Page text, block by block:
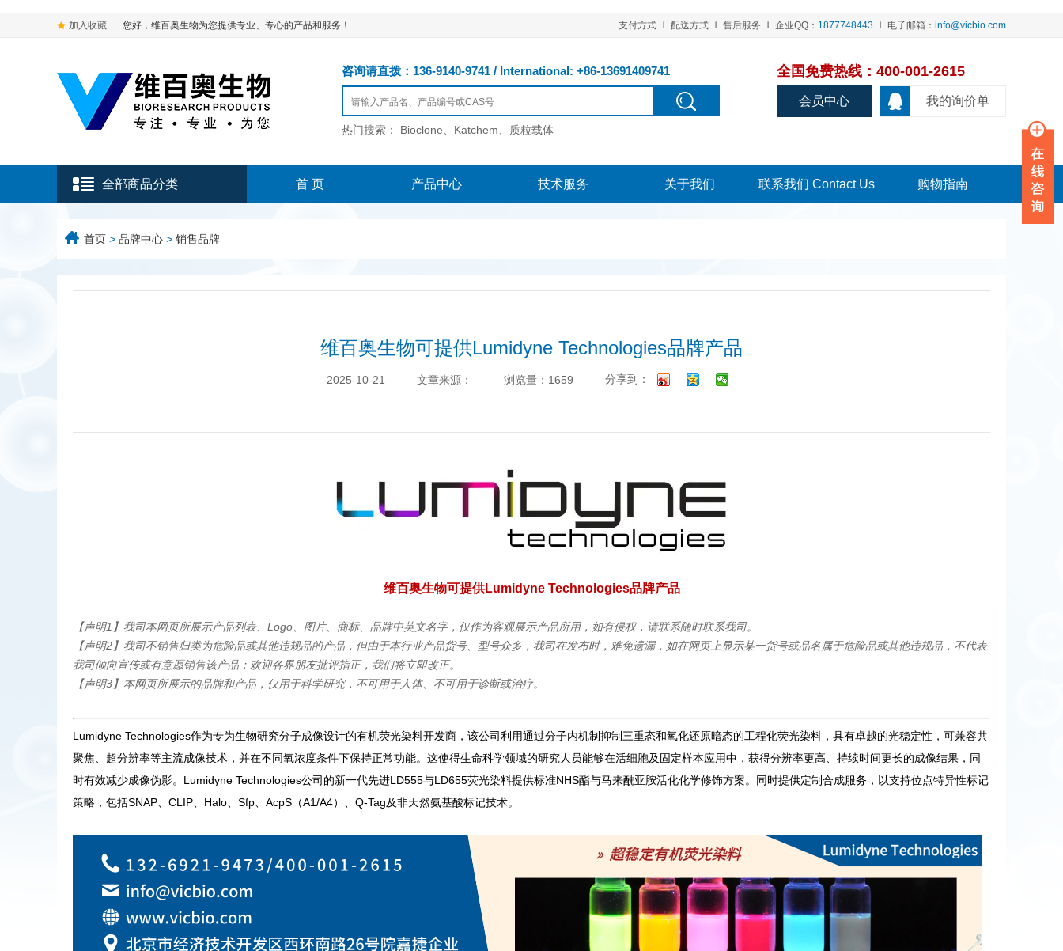
加入收藏 您好，维百奥生物为您提供专业、专心的产品和服务！ 支付方式 配送方式 售后服务 企业QQ： 1877748443 电子邮箱： info@vicbio.com
咨询请直拨：136-9140-9741 / International: +86-13691409741
热门搜索： Bioclone、Katchem、质粒载体
全国免费热线：400-001-2615
我的询价单
会员中心
全部商品分类 首 页 产品中心 技术服务 关于我们 联系我们 Contact Us 购物指南
首页 > 品牌中心 > 销售品牌
维百奥生物可提供Lumidyne Technologies品牌产品
2025-10-21 文章来源： 浏览量：1659 分享到：
维百奥生物可提供Lumidyne Technologies品牌产品
【声明1】我司本网页所展示产品列表、Logo、图片、商标、品牌中英文名字，仅作为客观展示产品所用，如有侵权，请联系随时联系我司。
【声明2】我司不销售归类为危险品或其他违规品的产品，但由于本行业产品货号、型号众多，我司在发布时，难免遗漏，如在网页上显示某一货号或品名属于危险品或其他违规品，不代表
我司倾向宣传或有意愿销售该产品；欢迎各界朋友批评指正，我们将立即改正。
【声明3】本网页所展示的品牌和产品，仅用于科学研究，不可用于人体、不可用于诊断或治疗。
Lumidyne Technologies作为专为生物研究分子成像设计的有机荧光染料开发商，该公司利用通过分子内机制抑制三重态和氧化还原暗态的工程化荧光染料，具有卓越的光稳定性，可兼容共
聚焦、超分辨率等主流成像技术，并在不同氧浓度条件下保持正常功能。这使得生命科学领域的研究人员能够在活细胞及固定样本应用中，获得分辨率更高、持续时间更长的成像结果，同
时有效减少成像伪影。Lumidyne Technologies公司的新一代先进LD555与LD655荧光染料提供标准NHS酯与马来酰亚胺活化化学修饰方案。同时提供定制合成服务，以支持位点特异性标记
策略，包括SNAP、CLIP、Halo、Sfp、AcpS（A1/A4）、Q-Tag及非天然氨基酸标记技术。